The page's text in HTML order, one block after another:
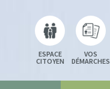
ESPACE
CITOYEN
VOS
DÉMARCHES